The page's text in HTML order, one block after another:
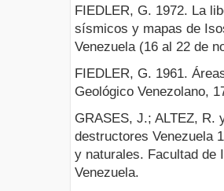
FIEDLER, G. 1972. La
sísmicos y mapas de
Venezuela (16 al 22 de
FIEDLER, G. 1961.
Geológico Venezolano,
GRASES, J.; ALTEZ, R.
destructores Venezuela
y naturales. Facultad de
Venezuela.